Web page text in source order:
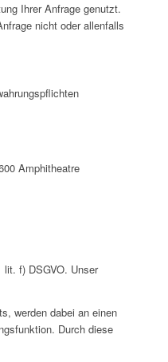
Ihrer Anfrage genutzt.
nicht oder allenfalls
Amphitheatre
f) DSGVO. Unser
werden dabei an einen
Durch diese